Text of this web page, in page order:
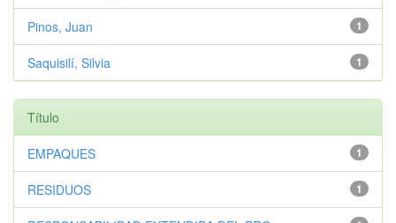
1
Pinos, Juan
1
Saquisilí, Silvia
Título
1
EMPAQUES
1
RESIDUOS